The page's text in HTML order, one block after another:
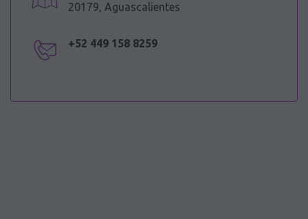
20179, Aguascalientes
+52 449 158 8259